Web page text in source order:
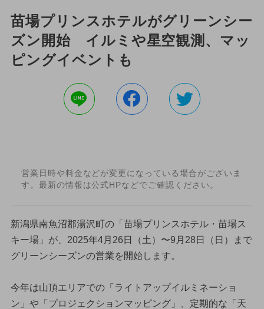
苗場プリンスホテルがグリーンシー
ズン開始 イルミや星空観測、マッ
ピングイベントも
営業日時や料金などが変更になっている場合がございま
す。最新の情報は公式HPなどでご確認ください。
新潟県南魚沼郡湯沢町の「苗場プリンスホテル・苗場ス
キー場」が、2025年4月26日（土）〜9月28日（日）まで
グリーンシーズンの営業を開始します。
今年は山頂エリアでの「ライトアップイルミネーショ
ン」や「プロジェクションマッピング」、定期的な「天